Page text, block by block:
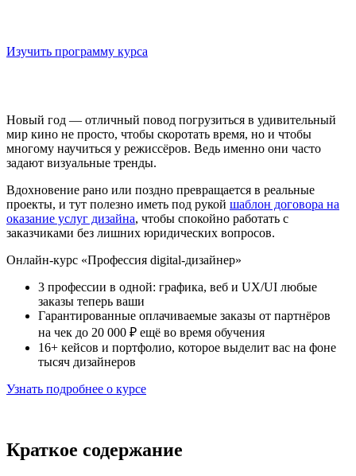
Изучить программу курса
Новый год — отличный повод погрузиться в удивительный
мир кино не просто, чтобы скоротать время, но и чтобы
многому научиться у режиссёров. Ведь именно они часто
задают визуальные тренды.
Вдохновение рано или поздно превращается в реальные
проекты, и тут полезно иметь под рукой шаблон договора на
оказание услуг дизайна, чтобы спокойно работать с
заказчиками без лишних юридических вопросов.
Онлайн-курс «Профессия digital-дизайнер»
3 профессии в одной: графика, веб и UX/UI любые
заказы теперь ваши
Гарантированные оплачиваемые заказы от партнёров
на чек до 20 000 ₽ ещё во время обучения
16+ кейсов и портфолио, которое выделит вас на фоне
тысяч дизайнеров
Узнать подробнее о курсе
Краткое содержание